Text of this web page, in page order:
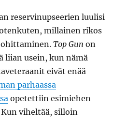
reservinupseerien luulisi
millainen rikos
Top Gun on
liian usein, kun nämä
eivät enää
parhaassa
opetettiin esimiehen
viheltää, silloin